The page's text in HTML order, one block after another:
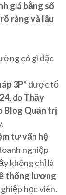
giá bằng số
ràng và lâu
có gì đặc
3P” được tổ
, doThầy
Blog Quản trị
tư vấn hệ
nghiệp
không chỉ là
thống lương
học viên.